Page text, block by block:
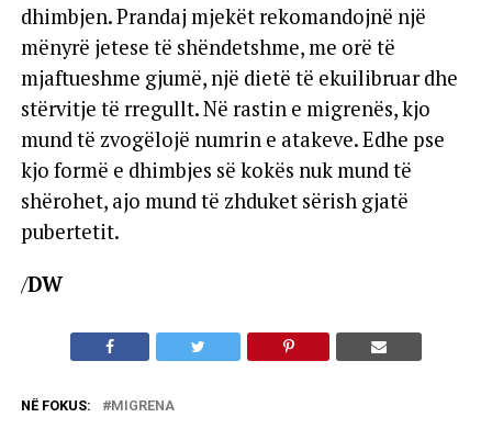
dhimbjen. Prandaj mjekët rekomandojnë një
mënyrë jetese të shëndetshme, me orë të
mjaftueshme gjumë, një dietë të ekuilibruar dhe
stërvitje të rregullt. Në rastin e migrenës, kjo
mund të zvogëlojë numrin e atakeve. Edhe pse
kjo formë e dhimbjes së kokës nuk mund të
shërohet, ajo mund të zhduket sërish gjatë
pubertetit.
/DW
NË FOKUS: MIGRENA